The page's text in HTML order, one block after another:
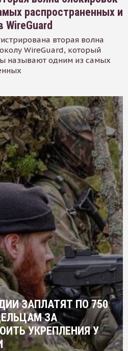
распространенных и
вторая волна
WireGuard, который
называют одним из самых
ЗАПЛАТЯТ ПО 750
ЗА
УКРЕПЛЕНИЯ У